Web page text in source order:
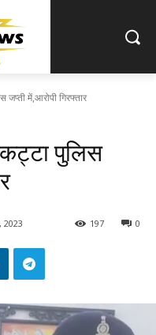
में,आरोपी गिरफ्तार
पुलिस
2023 0
197